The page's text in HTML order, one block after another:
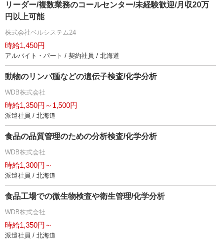
リーダー/複数業務のコールセンター/未経験歓迎/月収20万
円以上可能
株式会社ベルシステム24
時給1,450円
アルバイト・パート / 契約社員 / 北海道
動物のリンパ腫などの遺伝子検査/化学分析
WDB株式会社
時給1,350円～1,500円
派遣社員 / 北海道
食品の品質管理のための分析検査/化学分析
WDB株式会社
時給1,300円～
派遣社員 / 北海道
食品工場での微生物検査や衛生管理/化学分析
WDB株式会社
時給1,350円～
派遣社員 / 北海道